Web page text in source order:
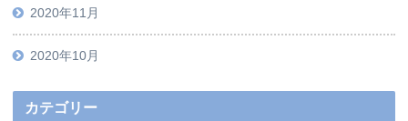
2020年11月
2020年10月
カテゴリー